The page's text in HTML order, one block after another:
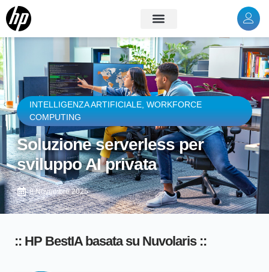
INTELLIGENZA ARTIFICIALE WORKFORCE
COMPUTING
Soluzione serverless per
sviluppo AI privata
8 Novembre 2025
:: HP BestIA basata su Nuvolaris ::